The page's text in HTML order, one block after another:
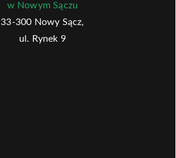
w Nowym Sączu
33-300 Nowy Sącz,
ul. Rynek 9